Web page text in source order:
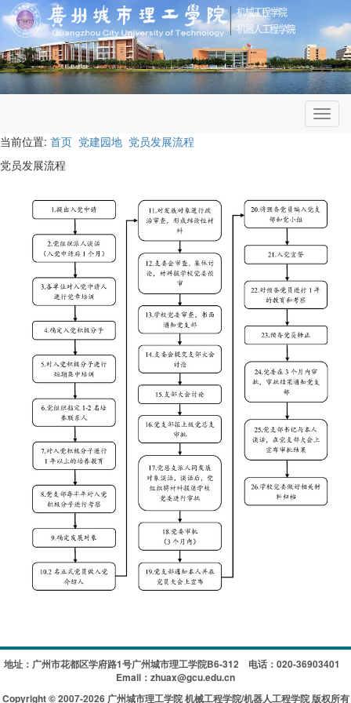
当前位置: 首页 党建园地 党员发展流程
党员发展流程
地址：广州市花都区学府路1号广州城市理工学院B6-312
电话：020-36903401
Email：zhuax@gcu.edu.cn
Copyright © 2007-2026 广州城市理工学院 机械工程学院/机器人工程学院 版权所有